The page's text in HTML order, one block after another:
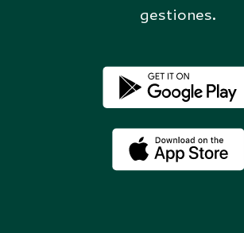
gestiones.